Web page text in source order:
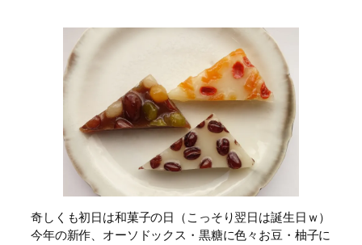
奇しくも初日は和菓子の日（こっそり翌日は誕生日ｗ）
今年の新作、オーソドックス・黒糖に色々お豆・柚子に